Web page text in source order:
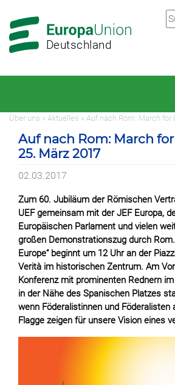
Hauptnavigation
Hauptbereich
Deutschland
Über uns » Aktuelles » Auf nach Rom: March for
Auf nach Rom: March
25. März 2017
02.03.2017
Zum 60. Jubiläum der Römischen
UEF gemeinsam mit der JEF Europa,
Europäischen Parlament und vielen
großen Demonstrationszug durch
Europe“ beginnt um 12 Uhr an der
Verità im historischen Zentrum. Am
Konferenz mit prominenten Rednern
in der Nähe des Spanischen Platzes
wenn Föderalistinnen und Föderalisten
Flagge zeigen für unsere Vision eines